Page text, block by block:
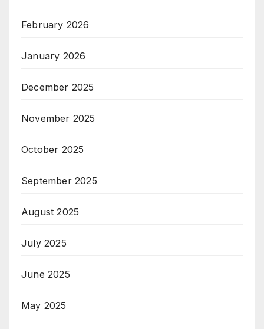
February 2026
January 2026
December 2025
November 2025
October 2025
September 2025
August 2025
July 2025
June 2025
May 2025